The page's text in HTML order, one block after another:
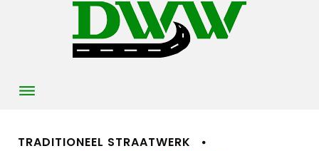
TRADITIONEEL STRAATWERK